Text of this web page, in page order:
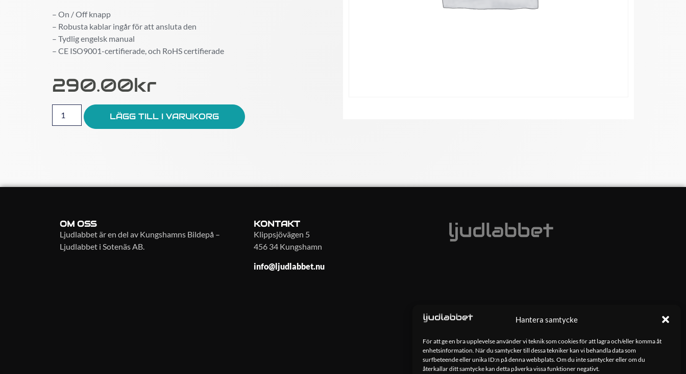
Hantera samtycke
För att ge en bra upplevelse använder vi teknik som cookies för att lagra och/eller komma åt
enhetsinformation. När du samtycker till dessa tekniker kan vi behandla data som
surfbeteende eller unika ID:n på denna webbplats. Om du inte samtycker eller om du
återkallar ditt samtycke kan detta påverka vissa funktioner negativt.
– On / Off knapp
– Robusta kablar ingår för att ansluta den
– Tydlig engelsk manual
– CE ISO9001-certifierade, och RoHS certifierade
290.00Kr
LÄGG TILL I VARUKORG
OM OSS
Ljudlabbet är en del av Kungshamns Bildepå –
Ljudlabbet i Sotenäs AB.
KONTAKT
Klippsjövägen 5
456 34 Kungshamn
info@ljudlabbet.nu